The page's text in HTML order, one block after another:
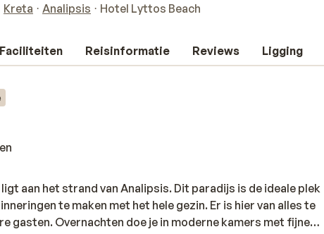
Kreta Analipsis Hotel Lyttos Beach
Faciliteiten Reisinformatie Reviews Ligging
aan het strand van Analipsis. Dit paradijs is de ideale plek
te maken met het hele gezin. Er is hier van alles te
gasten. Overnachten doe je in moderne kamers met fijne